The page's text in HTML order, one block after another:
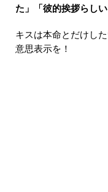
た」「彼的挨拶らし
キスは本命とだけし
意思表示を！